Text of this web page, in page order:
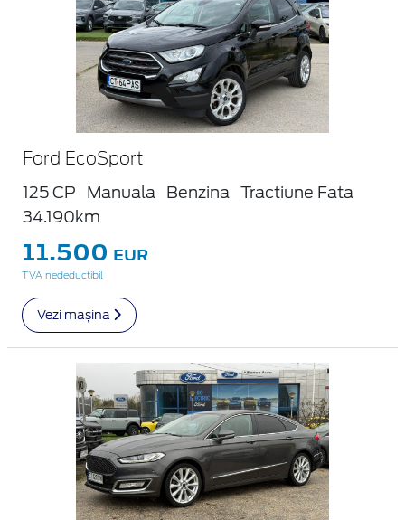
Ford EcoSport
125 CP Manuala Benzina
Tractiune Fata
34.190km
11.500 EUR
TVA nedeductibil
Vezi mașina